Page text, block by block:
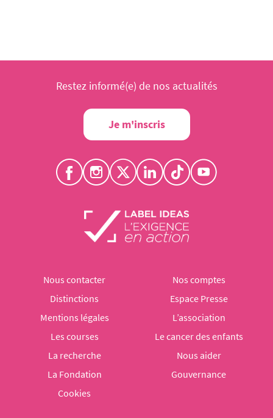
Restez informé(e) de nos actualités
Je m'inscris
Nous contacter
Nos comptes
Distinctions
Espace Presse
Mentions légales
L’association
Les courses
Le cancer des enfants
La recherche
Nous aider
La Fondation
Gouvernance
Cookies